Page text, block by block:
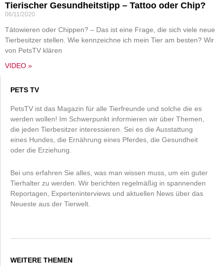
Tierischer Gesundheitstipp – Tattoo oder Chip?
06/11/2020
Tätowieren oder Chippen? – Das ist eine Frage, die sich viele neue
Tierbesitzer stellen. Wie kennzeichne ich mein Tier am besten? Wir
von PetsTV klären
VIDEO »
PETS TV
PetsTV ist das Magazin für alle Tierfreunde und solche die es
werden wollen! Im Schwerpunkt informieren wir über Themen,
die jeden Tierbesitzer interessieren. Sei es die Ausstattung
eines Hundes, die Ernährung eines Pferdes, die Gesundheit
oder die Erziehung.
Bei uns erfahren Sie alles, was man wissen muss, um ein guter
Tierhalter zu werden. Wir berichten regelmäßig in spannenden
Reportagen, Experteninterviews und aktuellen News über das
Neueste aus der Tierwelt.
WEITERE THEMEN